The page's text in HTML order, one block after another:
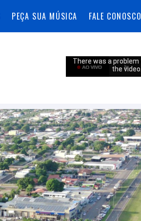
PEÇA SUA MÚSICA FALE CONOSCO